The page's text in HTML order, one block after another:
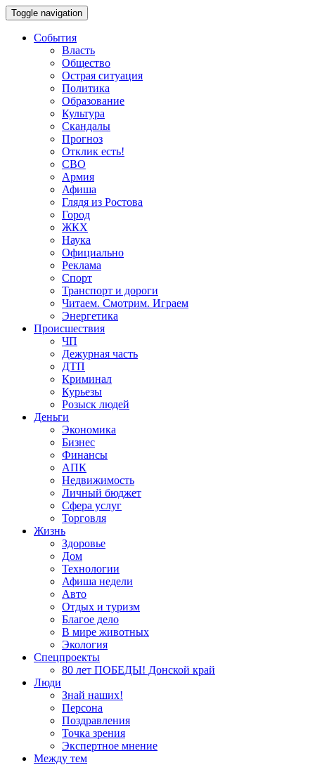
Toggle navigation
События
Власть
Общество
Острая ситуация
Политика
Образование
Культура
Скандалы
Прогноз
Отклик есть!
СВО
Армия
Афиша
Глядя из Ростова
Город
ЖКХ
Наука
Официально
Реклама
Спорт
Транспорт и дороги
Читаем. Смотрим. Играем
Энергетика
Происшествия
ЧП
Дежурная часть
ДТП
Криминал
Курьезы
Розыск людей
Деньги
Экономика
Бизнес
Финансы
АПК
Недвижимость
Личный бюджет
Сфера услуг
Торговля
Жизнь
Здоровье
Дом
Технологии
Афиша недели
Авто
Отдых и туризм
Благое дело
В мире животных
Экология
Спецпроекты
80 лет ПОБЕДЫ! Донской край
Люди
Знай наших!
Персона
Поздравления
Точка зрения
Экспертное мнение
Между тем